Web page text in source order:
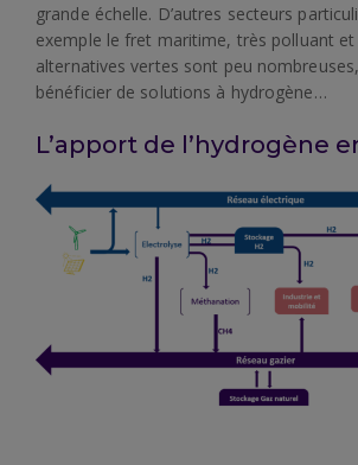
grande échelle. D’autres secteurs
exemple le fret maritime, très polluant
alternatives vertes sont peu
bénéficier de solutions à hydrogène…
L’apport de l’hydrogène